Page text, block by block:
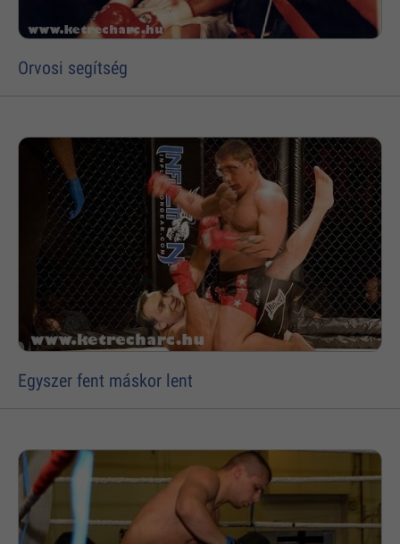
Orvosi segítség
Egyszer fent máskor lent